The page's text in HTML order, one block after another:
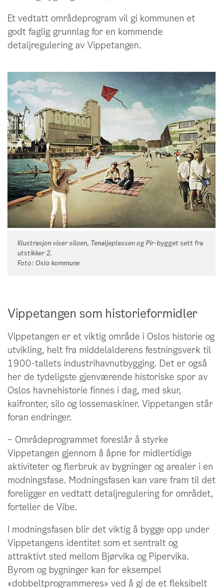
Et vedtatt områdeprogram vil gi kommunen et
godt faglig grunnlag for en kommende
detaljregulering av Vippetangen.
Illustrasjon viser siloen, Tenaljeplassen og Pir-bygget sett fra
utstikker 2.
Foto: Oslo kommune
Vippetangen som historieformidler
Vippetangen er et viktig område i Oslos historie og
utvikling, helt fra middelalderens festningsverk til
1900-tallets industrihavnutbygging. Det er også
her de tydeligste gjenværende historiske spor av
Oslos havnehistorie finnes i dag, med skur,
kaifronter, silo og lossemaskiner. Vippetangen står
foran endringer.
– Områdeprogrammet foreslår å styrke
Vippetangen gjennom å åpne for midlertidige
aktiviteter og flerbruk av bygninger og arealer i en
modningsfase. Modningsfasen kan vare fram til det
foreligger en vedtatt detaljregulering for området,
forteller de Vibe.
I modningsfasen blir det viktig å bygge opp under
Vippetangens identitet som et sentralt og
attraktivt sted mellom Bjørvika og Pipervika.
Byrom og bygninger kan for eksempel
«dobbeltprogrammeres» ved å gi de et fleksibelt